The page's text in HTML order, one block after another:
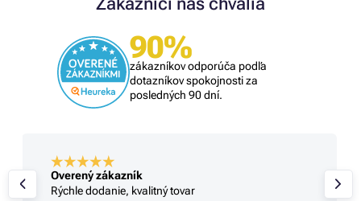
90%
zákazníkov odporúča podľa
dotazníkov spokojnosti za
posledných 90 dní.
Overený zákazník
Rýchle dodanie, kvalitný tovar